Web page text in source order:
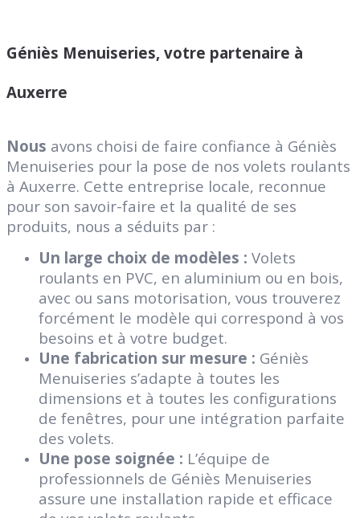
Géniès Menuiseries, votre partenaire à
Auxerre
Nous avons choisi de faire confiance à Géniès
Menuiseries pour la pose de nos volets roulants
à Auxerre. Cette entreprise locale, reconnue
pour son savoir-faire et la qualité de ses
produits, nous a séduits par :
Un large choix de modèles : Volets
roulants en PVC, en aluminium ou en bois,
avec ou sans motorisation, vous trouverez
forcément le modèle qui correspond à vos
besoins et à votre budget.
Une fabrication sur mesure : Géniès
Menuiseries s’adapte à toutes les
dimensions et à toutes les configurations
de fenêtres, pour une intégration parfaite
des volets.
Une pose soignée : L’équipe de
professionnels de Géniès Menuiseries
assure une installation rapide et efficace